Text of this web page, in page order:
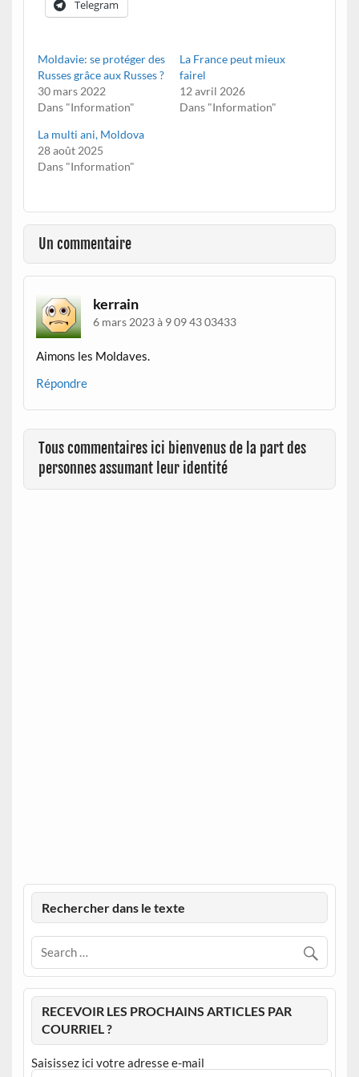
Telegram
Moldavie: se protéger des
Russes grâce aux Russes ?
30 mars 2022
Dans "Information"
La France peut mieux
fairel
12 avril 2026
Dans "Information"
La multi ani, Moldova
28 août 2025
Dans "Information"
Un commentaire
kerrain
6 mars 2023 à 9 09 43 03433
Aimons les Moldaves.
Répondre
Tous commentaires ici bienvenus de la part des
personnes assumant leur identité
Rechercher dans le texte
RECEVOIR LES PROCHAINS ARTICLES PAR
COURRIEL ?
Saisissez ici votre adresse e-mail
Adresse